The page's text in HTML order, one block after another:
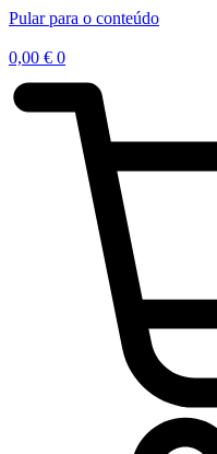
Pular para o conteúdo
0,00 € 0